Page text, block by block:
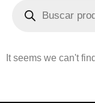
It seems we can't